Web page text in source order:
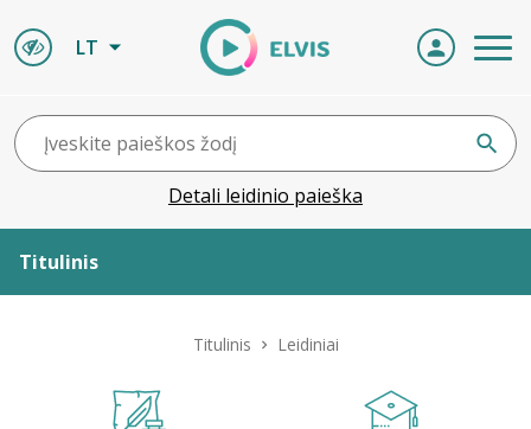
LT
Detali leidinio paieška
Titulinis
Titulinis Leidiniai